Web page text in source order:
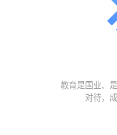
教育是国业、
对待，